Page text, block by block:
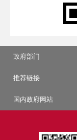
政府部门
推荐链接
国内政府网站